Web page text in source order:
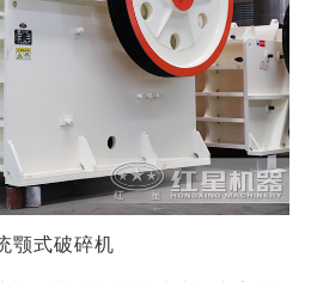
颚式破碎机